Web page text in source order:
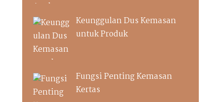
Keunggulan Dus Kemasan
untuk Produk
Fungsi Penting Kemasan
Kertas